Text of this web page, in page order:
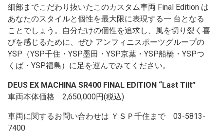
細部までこだわり抜いたこのカスタム車両 Final Edition は
あなたのスタイルと個性を最大限に表現する一 台となる
ことでしょう。自分だけの個性を追求し、風を切り裂く喜
びを感じるために、ぜひ アンフィニスポーツグループの
YSP（YSP千住・YSP墨田・YSP京葉・YSP船橋・YSPつ
くば・YSP福島）に足を運んでみてください。
DEUS EX MACHINA SR400 FINAL EDITION “Last Tilt”
車両本体価格 2,650,000円(税込)
車両に関するお問い合わせは ＹＳＰ千住まで 03-5813-
7400